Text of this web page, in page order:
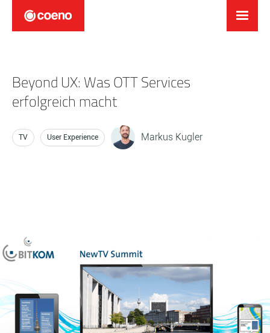
Beyond UX: Was OTT Services
erfolgreich macht
TV User Experience Markus Kugler